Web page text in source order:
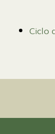
Ciclo